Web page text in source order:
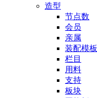
造型
节点数
会员
亲属
装配模板
栏目
用料
支持
板块